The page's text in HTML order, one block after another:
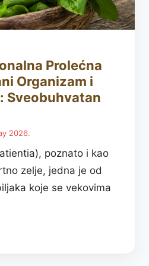
Prolećna
Organizam i
Sveobuhvatan
2026.
poznato i kao
zelje, jedna je od
koje se vekovima